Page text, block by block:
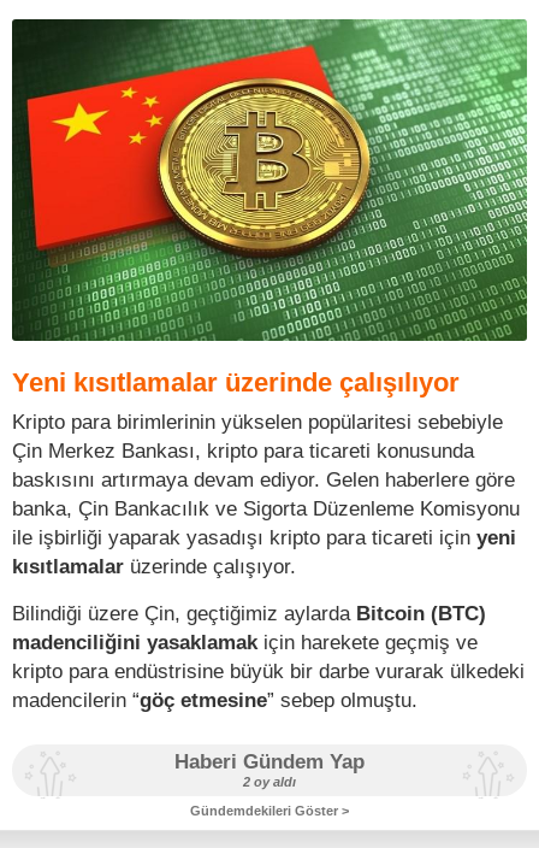
Yeni kısıtlamalar üzerinde çalışılıyor
Kripto para birimlerinin yükselen popülaritesi sebebiyle
Çin Merkez Bankası, kripto para ticareti konusunda
baskısını artırmaya devam ediyor. Gelen haberlere göre
banka, Çin Bankacılık ve Sigorta Düzenleme Komisyonu
ile işbirliği yaparak yasadışı kripto para ticareti için yeni
kısıtlamalar üzerinde çalışıyor.
Bilindiği üzere Çin, geçtiğimiz aylarda Bitcoin (BTC)
madenciliğini yasaklamakiçin harekete geçmiş ve
kripto para endüstrisine büyük bir darbe vurarak ülkedeki
madencilerin “göç etmesine” sebep olmuştu.
Haberi Gündem Yap
2 oy aldı
Gündemdekileri Göster >